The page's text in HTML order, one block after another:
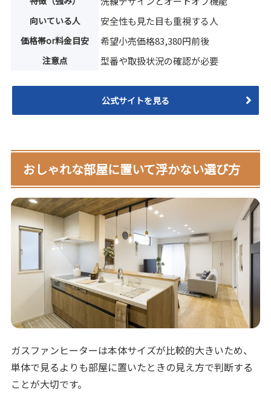
向いている人 安全性も見た目も重視する人
価格帯or料金目安 希望小売価格83,380円前後
注意点 型番や取扱状況の確認が必要
公式サイトを見る
おしゃれな部屋に置いて浮かない選び方
ガスファンヒーターは本体サイズが比較的大きいため、
単体で見るよりも部屋に置いたときの見え方で判断する
ことが大切です。